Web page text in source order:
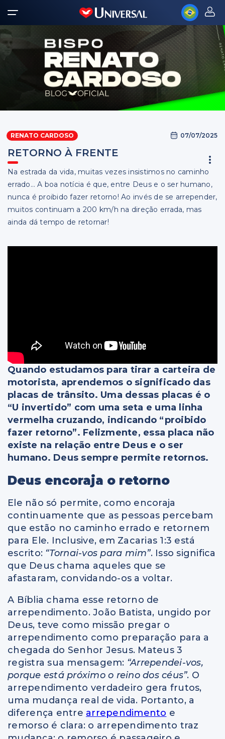
RENATO CARDOSO 07/07/2025
RETORNO À FRENTE
Na estrada da vida, muitas vezes insistimos no caminho
errado… A boa notícia é que, entre Deus e o ser humano,
nunca é proibido fazer retorno! Ao invés de se arrepender,
muitos continuam a 200 km/h na direção errada, mas
ainda dá tempo de retornar!
Quando estudamos para tirar a carteira de
motorista, aprendemos o significado das
placas de trânsito. Uma dessas placas é o
“U invertido” com uma seta e uma linha
vermelha cruzando, indicando “proibido
fazer retorno”. Felizmente, essa placa não
existe na relação entre Deus e o ser
humano. Deus sempre permite retornos.
Deus encoraja o retorno
Ele não só permite, como encoraja
continuamente que as pessoas percebam
que estão no caminho errado e retornem
para Ele. Inclusive, em Zacarias 1:3 está
escrito: “Tornai-vos para mim”. Isso significa
que Deus chama aqueles que se
afastaram, convidando-os a voltar.
A Bíblia chama esse retorno de
arrependimento. João Batista, ungido por
Deus, teve como missão pregar o
arrependimento como preparação para a
chegada do Senhor Jesus. Mateus 3
registra sua mensagem: “Arrependei-vos,
porque está próximo o reino dos céus”. O
arrependimento verdadeiro gera frutos,
uma mudança real de vida. Portanto, a
diferença entre arrependimento e
remorso é clara: o arrependimento traz